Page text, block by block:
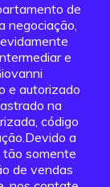
de
negociação,
e
e autorizado
na
código
a
tão somente
de vendas